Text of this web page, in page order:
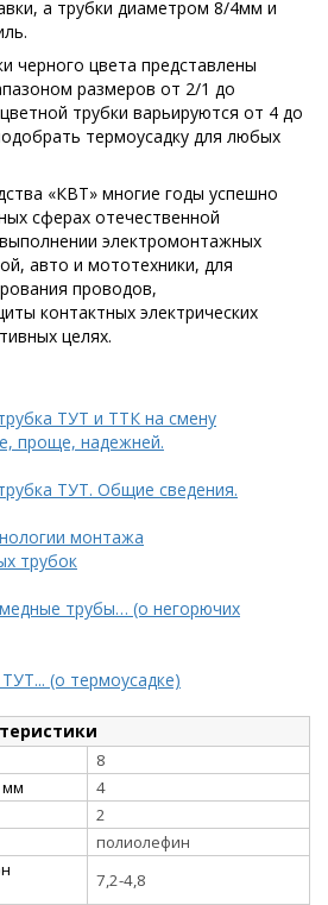
а трубки диаметром 8/4мм и
черного цвета представлены
размеров от 2/1 до
трубки варьируются от 4 до
термоусадку для любых
«КВТ» многие годы успешно
сферах отечественной
электромонтажных
авто и мототехники, для
проводов,
контактных электрических
целях.
ТУТ и ТТК на смену
проще, надежней.
ТУТ. Общие сведения.
монтажа
трубок
трубы… (о негорючих
(о термоусадке)
8
мм
4
2
полиолефин
7,2-4,8